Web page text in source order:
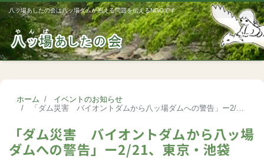
八ッ場あしたの会は八ッ場ダムが抱える問題を伝えるNGOです
ホーム
イベントのお知らせ
「ダム災害 バイオントダムから八ッ場ダムへの警告」ー2/21、東京・池袋
「ダム災害 バイオントダムから八ッ場
ダムへの警告」ー2/21、東京・池袋